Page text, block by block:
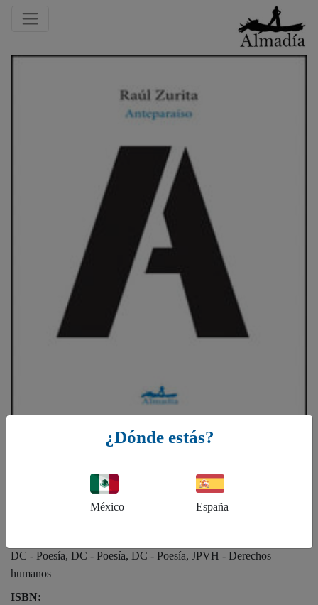
Anteparaíso
DC - Poesía, DC - Poesía, DC - Poesía, JPVH - Derechos
humanos
ISBN:
¿Dónde estás?
México España